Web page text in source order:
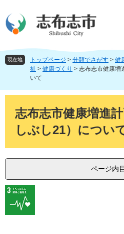
ジ
頭
。
ュ
飛
て
現在地 トップページ > 分類でさがす > 健
祉 > 健康づくり > 志布志市健康増
いて
志布志市健康増進
しぶし21）につい
ページ内